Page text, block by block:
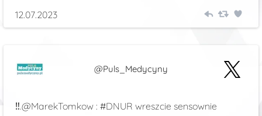
12.07.2023
@Puls_Medycyny
‼️.@MarekTomkow : #DNUR wreszcie sensownie